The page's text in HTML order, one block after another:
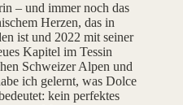
– und immer noch das
Herzen, das in
ist und 2022 mit seiner
Kapitel im Tessin
Schweizer Alpen und
ich gelernt, was Dolce
kein perfektes